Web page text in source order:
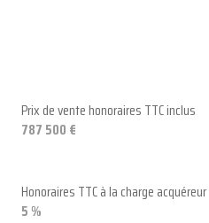
Prix de vente honoraires TTC inclus
787 500 €
Honoraires TTC à la charge acquéreur
5 %